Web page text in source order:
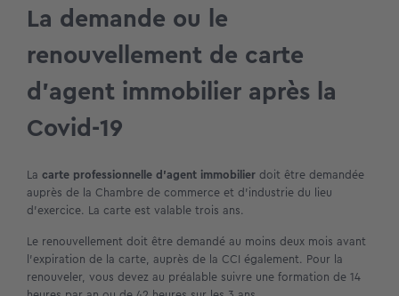
La demande ou le
renouvellement de carte
d’agent immobilier après la
Covid-19
La carte professionnelle d’agent immobilier doit être demandée
auprès de la Chambre de commerce et d’industrie du lieu
d’exercice. La carte est valable trois ans.
Le renouvellement doit être demandé au moins deux mois avant
l’expiration de la carte, auprès de la CCI également. Pour la
renouveler, vous devez au préalable suivre une formation de 14